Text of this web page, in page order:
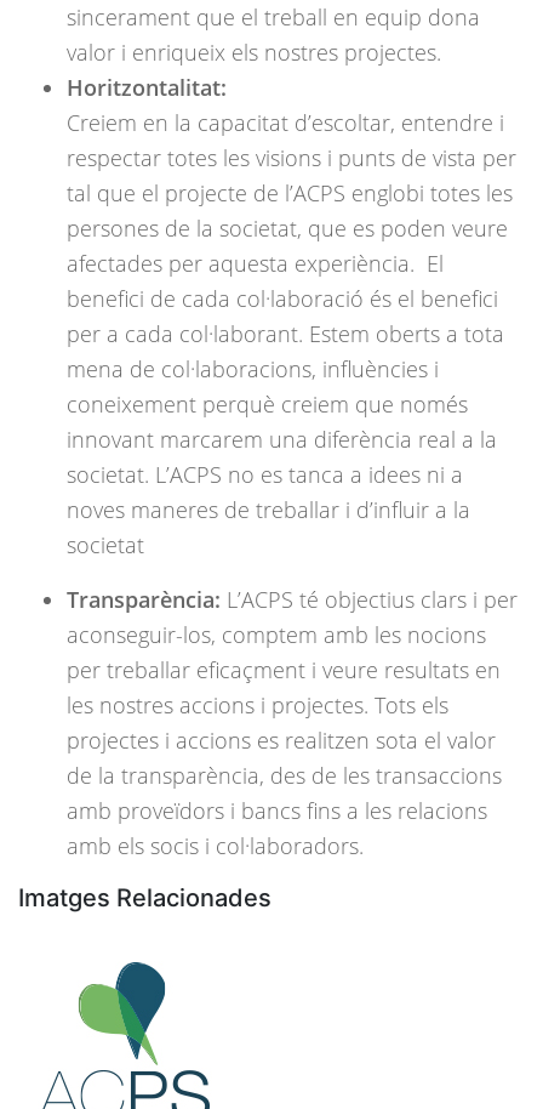
sincerament que el treball en equip dona
valor i enriqueix els nostres projectes.
Horitzontalitat:
Creiem en la capacitat d’escoltar, entendre i
respectar totes les visions i punts de vista per
tal que el projecte de l’ACPS englobi totes les
persones de la societat, que es poden veure
afectades per aquesta experiència. El
benefici de cada col·laboració és el benefici
per a cada col·laborant. Estem oberts a tota
mena de col·laboracions, influències i
coneixement perquè creiem que només
innovant marcarem una diferència real a la
societat. L’ACPS no es tanca a idees ni a
noves maneres de treballar i d’influir a la
societat
Transparència: L’ACPS té objectius clars i per
aconseguir-los, comptem amb les nocions
per treballar eficaçment i veure resultats en
les nostres accions i projectes. Tots els
projectes i accions es realitzen sota el valor
de la transparència, des de les transaccions
amb proveïdors i bancs fins a les relacions
amb els socis i col·laboradors.
Imatges Relacionades